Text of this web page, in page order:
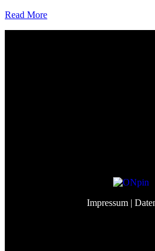
Read More
Impressum |